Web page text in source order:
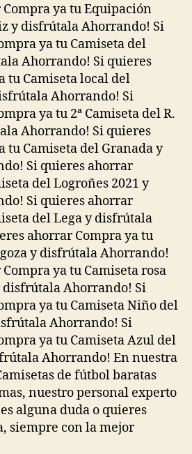
ya tu Equipación
y disfrútala Ahorrando! Si
ya tu Camiseta del
Ahorrando! Si quieres
tu Camiseta local del
Ahorrando! Si
ya tu 2ª Camiseta del R.
Ahorrando! Si quieres
tu Camiseta del Granada y
Si quieres ahorrar
del Logroñes 2021 y
Si quieres ahorrar
del Lega y disfrútala
ahorrar Compra ya tu
y disfrútala Ahorrando!
ya tu Camiseta rosa
disfrútala Ahorrando! Si
ya tu Camiseta Niño del
Ahorrando! Si
ya tu Camiseta Azul del
Ahorrando! En nuestra
de fútbol baratas
nuestro personal experto
alguna duda o quieres
siempre con la mejor